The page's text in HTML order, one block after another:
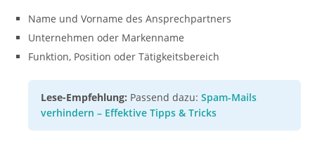
Name und Vorname des Ansprechpartners
Unternehmen oder Markenname
Funktion, Position oder Tätigkeitsbereich
Lese-Empfehlung: Passend dazu: Spam-Mails
verhindern – Effektive Tipps & Tricks